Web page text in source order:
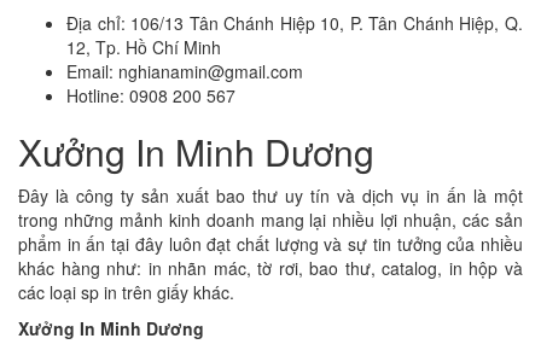
Địa chỉ: 106/13 Tân Chánh Hiệp 10, P. Tân Chánh Hiệp, Q.
12, Tp. Hồ Chí Minh
Email: nghianamin@gmail.com
Hotline: 0908 200 567
Xưởng In Minh Dương
Đây là công ty sản xuất bao thư uy tín và dịch vụ in ấn là một
trong những mảnh kinh doanh mang lại nhiều lợi nhuận, các sản
phẩm in ấn tại đây luôn đạt chất lượng và sự tin tưởng của nhiều
khác hàng như: in nhãn mác, tờ rơi, bao thư, catalog, in hộp và
các loại sp in trên giấy khác.
Xưởng In Minh Dương